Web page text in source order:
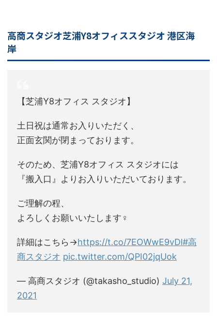
高商スタジオ芝浦Y8オフィススタジオ 港区海
岸
【芝浦Y8オフィス スタジオ】
土日祝は通常お入りいただく、
正面玄関が閉まっております。
そのため、芝浦Y8オフィス スタジオには
『搬入口』よりお入りいただいております。
ご理解の程、
よろしくお願いいたします‍♀️
詳細はこちら→https://t.co/7EOWwE9vDl#高
商スタジオ pic.twitter.com/QPI02jqUok
— 高商スタジオ (@takasho_studio) July 21,
2021